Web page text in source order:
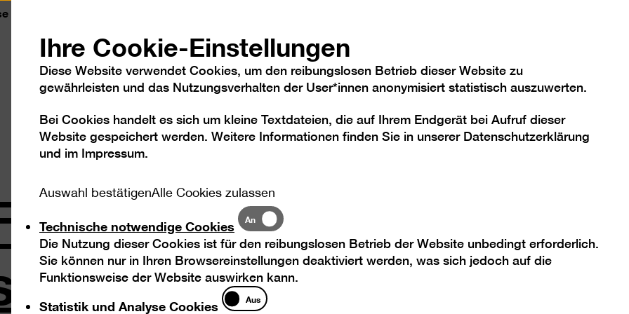
Besuch Ausstellungen Programme Sammlung Berlinische Galerie
In guter
Ihre Cookie-Einstellungen
Diese Website verwendet Cookies, um den reibungslosen Betrieb dieser Website zu
gewährleisten und das Nutzungsverhalten der User*innen anonymisiert statistisch auszuwerten.
Bei Cookies handelt es sich um kleine Textdateien, die auf Ihrem Endgerät bei Aufruf dieser
Website gespeichert werden. Weitere Informationen finden Sie in unserer Datenschutzerklärung
und im Impressum.
Auswahl bestätigenAlle Cookies zulassen
Technische notwendige Cookies
Technische
notwendige
Cookies
An
Die Nutzung dieser Cookies ist für den reibungslosen Betrieb der Website unbedingt erforderlich.
Sie können nur in Ihren Browsereinstellungen deaktiviert werden, was sich jedoch auf die
Funktionsweise der Website auswirken kann.
Statistik und Analyse Cookies
Statistik
und
Aus